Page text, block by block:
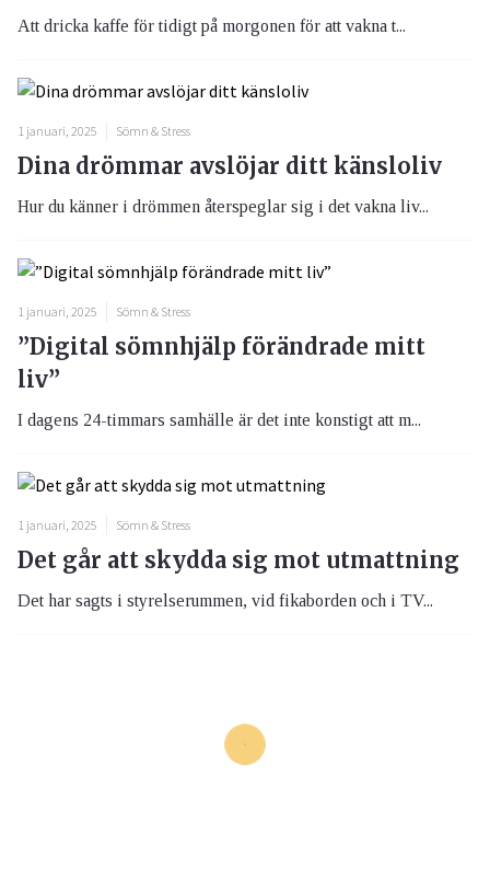
Att dricka kaffe för tidigt på morgonen för att vakna t...
1 januari, 2025 Sömn & Stress
Dina drömmar avslöjar ditt känsloliv
Hur du känner i drömmen återspeglar sig i det vakna liv...
1 januari, 2025 Sömn & Stress
”Digital sömnhjälp förändrade mitt
liv”
I dagens 24-timmars samhälle är det inte konstigt att m...
1 januari, 2025 Sömn & Stress
Det går att skydda sig mot utmattning
Det har sagts i styrelserummen, vid fikaborden och i TV...